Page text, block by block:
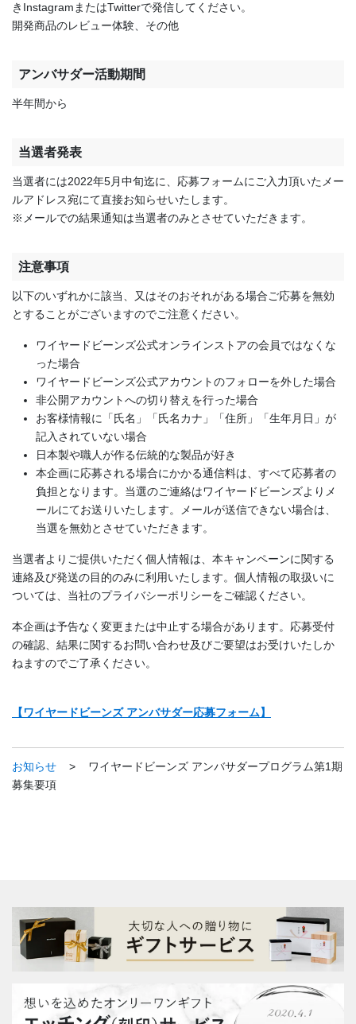
きInstagramまたはTwitterで発信してください。
開発商品のレビュー体験、その他
アンバサダー活動期間
半年間から
当選者発表
当選者には2022年5月中旬迄に、応募フォームにご入力頂いたメー
ルアドレス宛にて直接お知らせいたします。
※メールでの結果通知は当選者のみとさせていただきます。
注意事項
以下のいずれかに該当、又はそのおそれがある場合ご応募を無効
とすることがございますのでご注意ください。
ワイヤードビーンズ公式オンラインストアの会員ではなくな
った場合
ワイヤードビーンズ公式アカウントのフォローを外した場合
非公開アカウントへの切り替えを行った場合
お客様情報に「氏名」「氏名カナ」「住所」「生年月日」が
記入されていない場合
日本製や職人が作る伝統的な製品が好き
本企画に応募される場合にかかる通信料は、すべて応募者の
負担となります。当選のご連絡はワイヤードビーンズよりメ
ールにてお送りいたします。メールが送信できない場合は、
当選を無効とさせていただきます。
当選者よりご提供いただく個人情報は、本キャンペーンに関する
連絡及び発送の目的のみに利用いたします。個人情報の取扱いに
ついては、当社のプライバシーポリシーをご確認ください。
本企画は予告なく変更または中止する場合があります。応募受付
の確認、結果に関するお問い合わせ及びご要望はお受けいたしか
ねますのでご了承ください。
【ワイヤードビーンズ アンバサダー応募フォーム】
お知らせ >
ワイヤードビーンズ アンバサダープログラム第1期
募集要項